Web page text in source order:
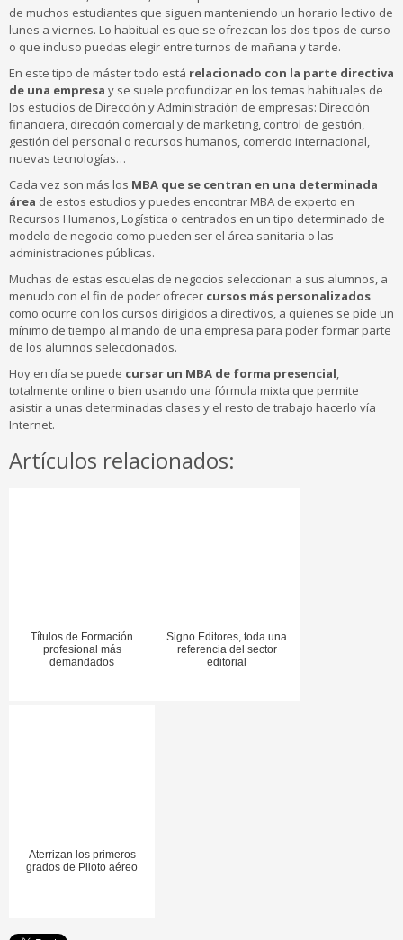
de muchos estudiantes que siguen manteniendo un horario lectivo de
lunes a viernes. Lo habitual es que se ofrezcan los dos tipos de curso
o que incluso puedas elegir entre turnos de mañana y tarde.
En este tipo de máster todo está relacionado con la parte directiva
de una empresa y se suele profundizar en los temas habituales de
los estudios de Dirección y Administración de empresas: Dirección
financiera, dirección comercial y de marketing, control de gestión,
gestión del personal o recursos humanos, comercio internacional,
nuevas tecnologías…
Cada vez son más los MBA que se centran en una determinada
área de estos estudios y puedes encontrar MBA de experto en
Recursos Humanos, Logística o centrados en un tipo determinado de
modelo de negocio como pueden ser el área sanitaria o las
administraciones públicas.
Muchas de estas escuelas de negocios seleccionan a sus alumnos, a
menudo con el fin de poder ofrecer cursos más personalizados
como ocurre con los cursos dirigidos a directivos, a quienes se pide un
mínimo de tiempo al mando de una empresa para poder formar parte
de los alumnos seleccionados.
Hoy en día se puede cursar un MBA de forma presencial,
totalmente online o bien usando una fórmula mixta que permite
asistir a unas determinadas clases y el resto de trabajo hacerlo vía
Internet.
Artículos relacionados:
Títulos de Formación
profesional más
demandados
Signo Editores, toda una
referencia del sector
editorial
Aterrizan los primeros
grados de Piloto aéreo